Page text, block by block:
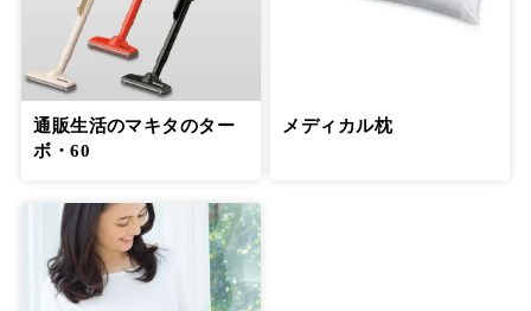
通販生活のマキタのター
ボ・60
メディカル枕